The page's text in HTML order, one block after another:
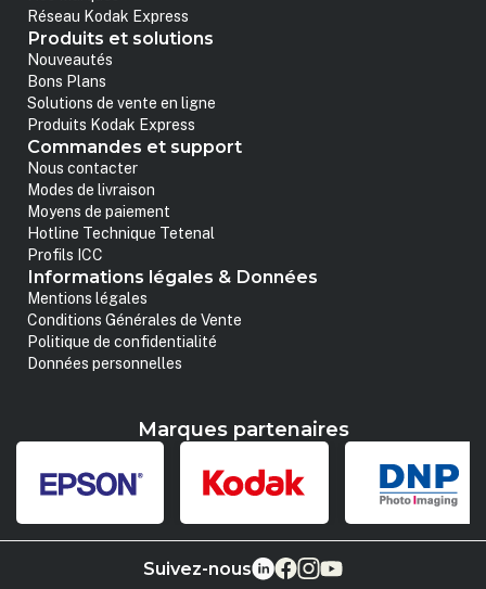
Réseau Kodak Express
Produits et solutions
Nouveautés
Bons Plans
Solutions de vente en ligne
Produits Kodak Express
Commandes et support
Nous contacter
Modes de livraison
Moyens de paiement
Hotline Technique Tetenal
Profils ICC
Informations légales & Données
Mentions légales
Conditions Générales de Vente
Politique de confidentialité
Données personnelles
Marques partenaires
Suivez-nous